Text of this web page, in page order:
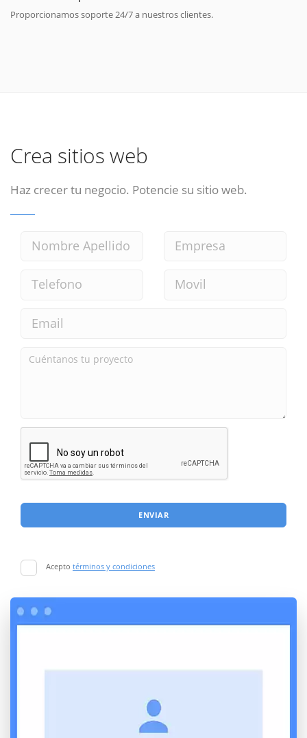
Proporcionamos soporte 24/7 a nuestros clientes.
Crea sitios web
Haz crecer tu negocio. Potencie su sitio web.
ENVIAR
Acepto términos y condiciones